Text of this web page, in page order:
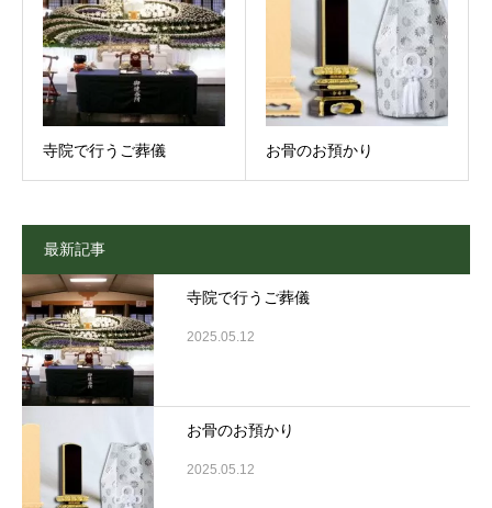
寺院で行うご葬儀 お骨のお預かり
最新記事
寺院で行うご葬儀
2025.05.12
お骨のお預かり
2025.05.12